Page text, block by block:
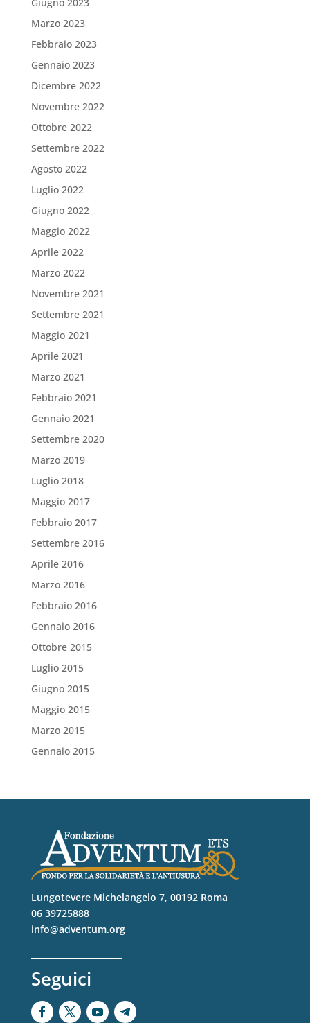
Marzo 2023
Febbraio 2023
Gennaio 2023
Dicembre 2022
Novembre 2022
Ottobre 2022
Settembre 2022
Agosto 2022
Luglio 2022
Giugno 2022
Maggio 2022
Aprile 2022
Marzo 2022
Novembre 2021
Settembre 2021
Maggio 2021
Aprile 2021
Marzo 2021
Febbraio 2021
Gennaio 2021
Settembre 2020
Marzo 2019
Luglio 2018
Maggio 2017
Febbraio 2017
Settembre 2016
Aprile 2016
Marzo 2016
Febbraio 2016
Gennaio 2016
Ottobre 2015
Luglio 2015
Giugno 2015
Maggio 2015
Marzo 2015
Gennaio 2015
Lungotevere Michelangelo 7, 00192 Roma
06 39725888
info@adventum.org
Seguici